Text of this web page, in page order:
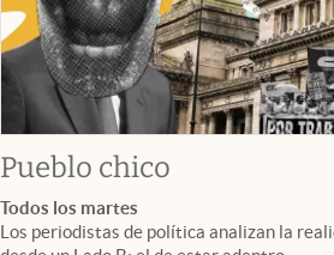
Pueblo chico
Todos los martes
Los periodistas de política analizan la